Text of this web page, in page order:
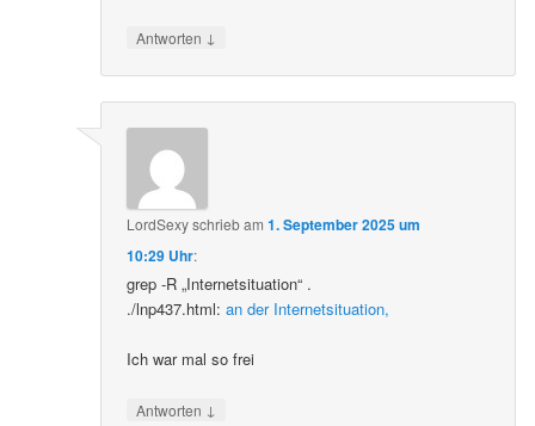
Antworten ↓
LordSexyschriebam1. September 2025 um
10:29 Uhr:
grep -R „Internetsituation“ .
./lnp437.html:an der Internetsituation,
Ich war mal so frei
Antworten ↓